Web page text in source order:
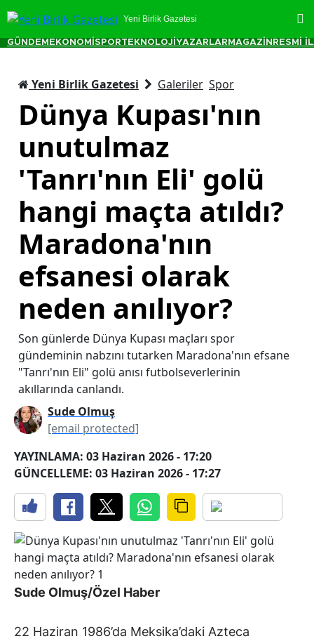
Yeni Birlik Gazetesi
GÜNDEM EKONOMİ SPORTEKNOLOJİ YAZARLAR MAGAZİN RESMİ
Yeni Birlik Gazetesi Galeriler Spor
Dünya Kupası'nın
unutulmaz
'Tanrı'nın Eli' golü
hangi maçta atıldı?
Maradona'nın
efsanesi olarak
neden anılıyor?
Son günlerde Dünya Kupası maçları spor
gündeminin nabzını tutarken Maradona'nın efsane
"Tanrı'nın Eli" golü anısı futbolseverlerinin
akıllarında canlandı.
Sude Olmuş
[email protected]
YAYINLAMA: 03 Haziran 2026 - 17:20
GÜNCELLEME: 03 Haziran 2026 - 17:27
Sude Olmuş/Özel Haber
22 Haziran 1986’da Meksika’daki Azteca